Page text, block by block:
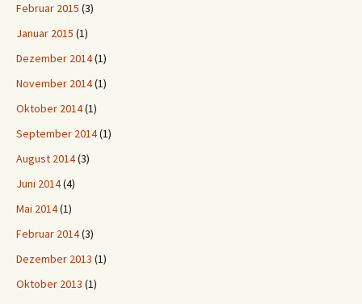
Februar 2015 (3)
Januar 2015 (1)
Dezember 2014(1)
November 2014(1)
Oktober 2014(1)
September 2014(1)
August 2014(3)
Juni 2014(4)
Mai 2014(1)
Februar 2014(3)
Dezember 2013 (1)
Oktober 2013 (1)